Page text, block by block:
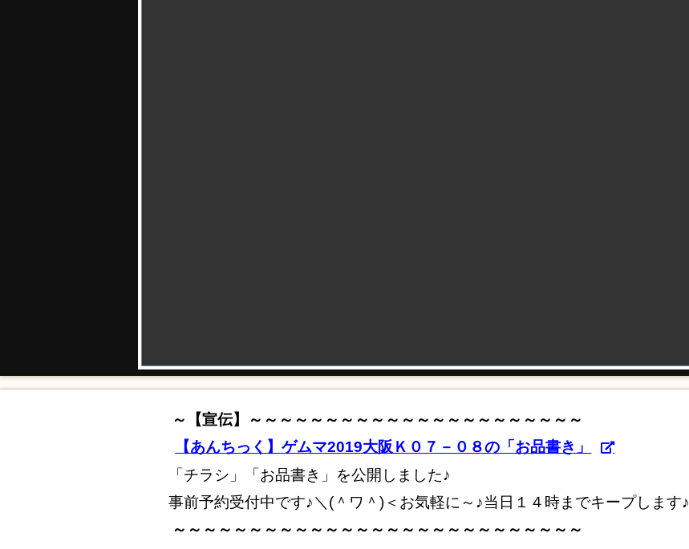
～【宣伝】～～～～～～～～～～～～～～～～～～～～～～
【あんちっく】ゲムマ2019大阪Ｋ０７－０８の「お品書き」
「チラシ」「お品書き」を公開しました♪
事前予約受付中です♪＼(＾ワ＾)＜お気軽に～♪当日１４時までキープします♪
～～～～～～～～～～～～～～～～～～～～～～～～～～～